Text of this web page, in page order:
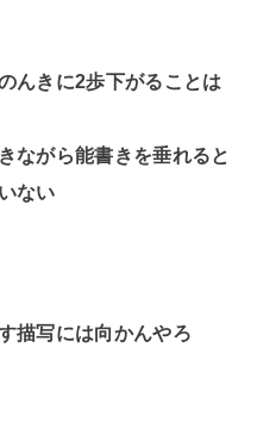
んきに2歩下がることは
ながら能書きを垂れると
ない
描写には向かんやろ